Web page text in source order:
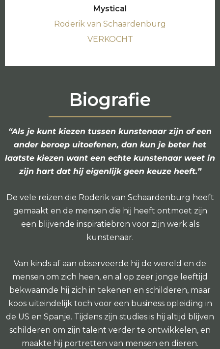
Mystical
Roderik van Schaardenburg
VERKOCHT
Biografie
“Als je kunt kiezen tussen kunstenaar zijn of een
ander beroep uitoefenen, dan kun je beter het
laatste kiezen want een echte kunstenaar weet in
zijn hart dat hij eigenlijk geen keuze heeft.”
De vele reizen die Roderik van Schaardenburg heeft
gemaakt en de mensen die hij heeft ontmoet zijn
een blijvende inspiratiebron voor zijn werk als
kunstenaar.
Van kinds af aan observeerde hij de wereld en de
mensen om zich heen, en al op zeer jonge leeftijd
bekwaamde hij zich in tekenen en schilderen, maar
koos uiteindelijk toch voor een business opleiding in
de US en Spanje. Tijdens zijn studies is hij altijd blijven
schilderen om zijn talent verder te ontwikkelen, en
maakte hij portretten van mensen en dieren.